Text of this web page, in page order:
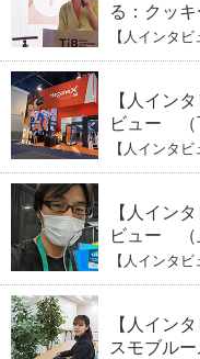
る：クッ
ひとみ（
できる」
【人インタ
【人イン
ビュー （
る未来
【人インタ
【人イン
ビュー （
戦 その
【人インタ
【人イン
スモブル